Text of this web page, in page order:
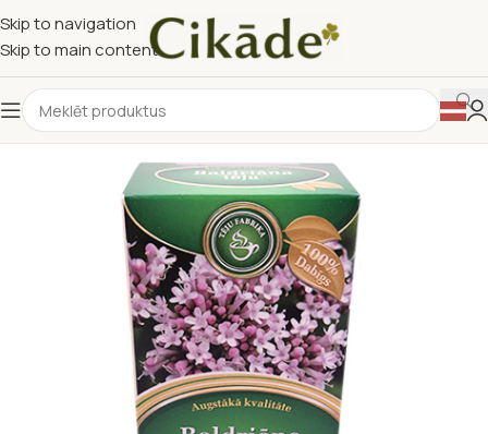
Skip to navigation
Skip to main content